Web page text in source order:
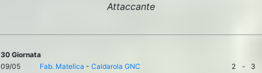
Attaccante
30 Giornata
09/05
Fab. Matelica - Caldarola GNC 2 -
3